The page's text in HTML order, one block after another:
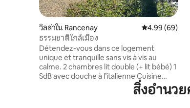
วิลล่าใน Rancenay คะแนนเฉลี่ย
4.99 (69)
ธรรมชาติใกล้เมือง
Détendez-vous dans ce logement
unique et tranquille sans vis à vis au
calme. 2 chambres lit double (+ lit bébé) 1
SdB avec douche à l’italienne Cuisine
équipée, lave-vaisselle et nécessaire
pour cuisiner. Terrasse privée spacieuse
สิ่งอำนว